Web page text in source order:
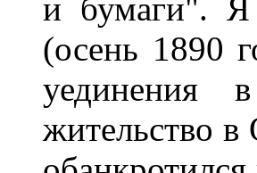
и бумаги".
(осень 1890
уединения
жительство